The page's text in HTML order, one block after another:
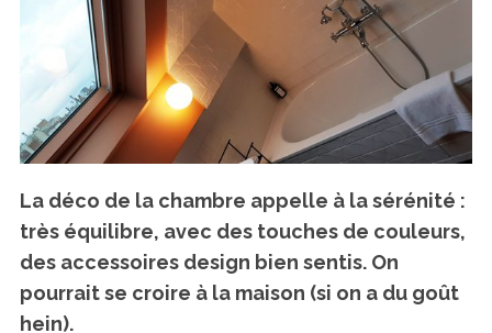
La déco de la chambre appelle à la sérénité :
très équilibre, avec des touches de couleurs,
des accessoires design bien sentis. On
pourrait se croire à la maison (si on a du goût
hein).